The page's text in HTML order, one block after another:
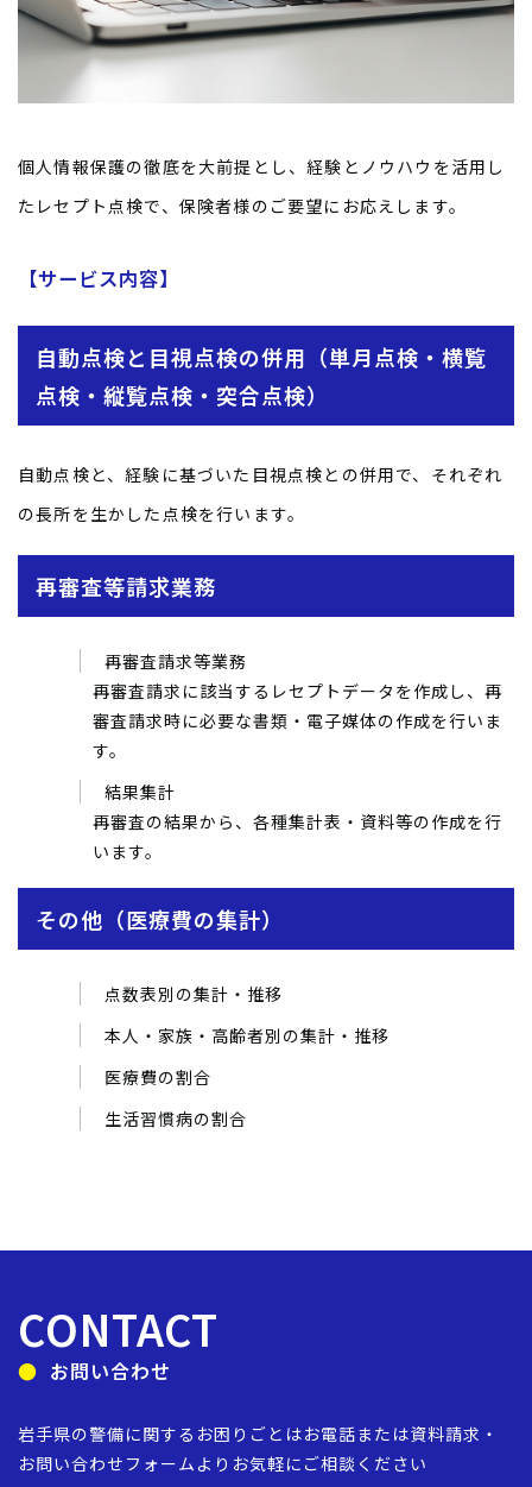
個人情報保護の徹底を大前提とし、経験とノウハウを活用し
たレセプト点検で、保険者様のご要望にお応えします。
【サービス内容】
自動点検と目視点検の併用（単月点検・横覧
点検・縦覧点検・突合点検）
自動点検と、経験に基づいた目視点検との併用で、それぞれ
の長所を生かした点検を行います。
再審査等請求業務
再審査請求等業務
再審査請求に該当するレセプトデータを作成し、再
審査請求時に必要な書類・電子媒体の作成を行いま
す。
結果集計
再審査の結果から、各種集計表・資料等の作成を行
います。
その他（医療費の集計）
点数表別の集計・推移
本人・家族・高齢者別の集計・推移
医療費の割合
生活習慣病の割合
CONTACT
お問い合わせ
岩手県の警備に関するお困りごとはお電話または資料請求・
お問い合わせフォームより お気軽にご相談ください